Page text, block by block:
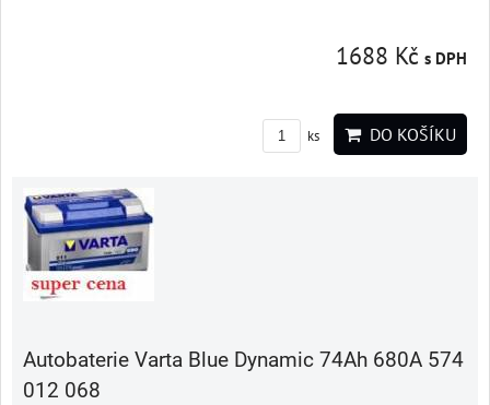
1688 Kč s DPH
ks DO KOŠÍKU
Autobaterie Varta Blue Dynamic 74Ah 680A 574
012 068